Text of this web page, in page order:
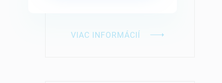
VIAC INFORMÁCIÍ